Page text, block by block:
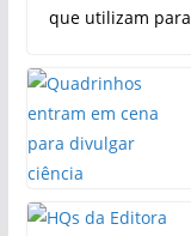
que utilizam para